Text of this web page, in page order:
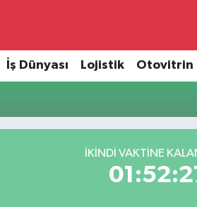
İş Dünyası Lojistik Otovitrin
İKINDI VAKTINE